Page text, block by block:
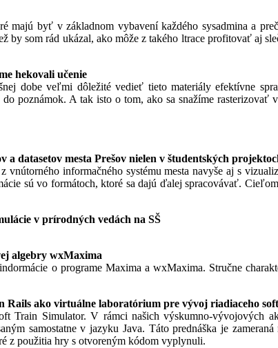
majú byť v základnom vybavení každého sysadmina a
by som rád ukázal, ako môže z takého ltrace profitovať aj
hekovali učenie
dobe veľmi dôležité vedieť tieto materiály efektívne
poznámok. A tak isto o tom, ako sa snažíme
a datasetov mesta Prešov nielen v študentských
informačného systému mesta navyše aj s
sú vo formátoch, ktoré sa dajú ďalej spracovávať.
v prírodných vedách na SŠ
algebry wxMaxima
o programe Maxima a wxMaxima. Stručne
Rails ako virtuálne laboratórium pre vývoj riadiaceho
Train Simulator. V rámci našich výskumno-vývojových
samostatne v jazyku Java. Táto prednáška je
z použitia hry s otvoreným kódom vyplynuli.